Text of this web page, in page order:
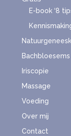
E-book ‘8
Bachbloesems
Iriscopie
Massage
Voeding
Over mij
Contact